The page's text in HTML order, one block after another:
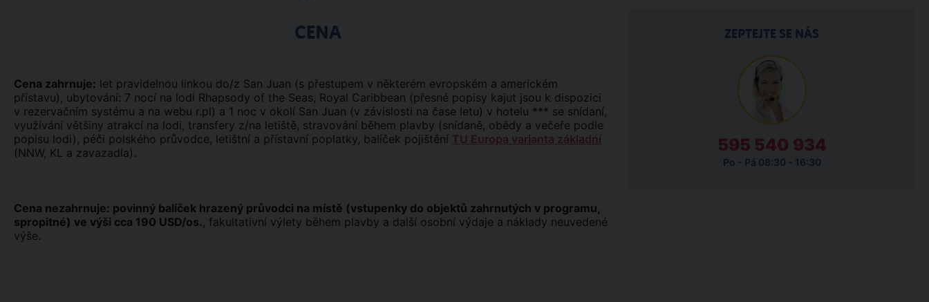
CENA
Cena zahrnuje: let pravidelnou linkou do/z San Juan (s přestupem v některém evropském a americkém
přístavu), ubytování: 7 nocí na lodi Rhapsody of the Seas, Royal Caribbean (přesné popisy kajut jsou k dispozici
v rezervačním systému a na webu r.pl) a 1 noc v okolí San Juan (v závislosti na čase letu) v hotelu *** se snídaní,
využívání většiny atrakcí na lodi, transfery z/na letiště, stravování během plavby (snídaně, obědy a večeře podle
popisu lodi), péči polského průvodce, letištní a přístavní poplatky, balíček pojištění TU Europa varianta základní
(NNW, KL a zavazadla).
Cena nezahrnuje: povinný balíček hrazený průvodci na místě (vstupenky do objektů zahrnutých v programu,
spropitné) ve výši cca 190 USD/os. , fakultativní výlety během plavby a další osobní výdaje a náklady neuvedené
výše.
ZEPTEJTE SE NÁS
595 540 934
Po - Pá 08:30 - 16:30